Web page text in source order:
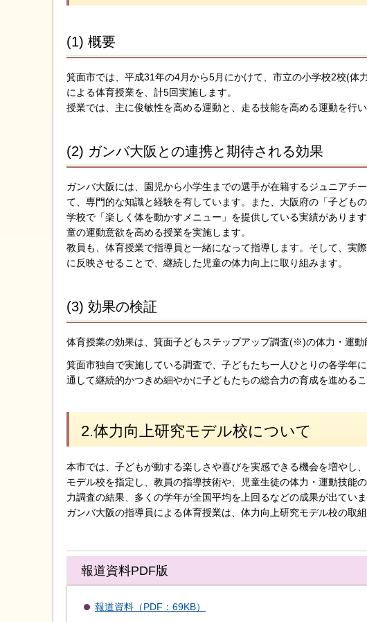
(1) 概要
箕面市では、平成31年の4月から5月にかけて、市立の小学校2校(体
による体育授業を、計5回実施します。
授業では、主に俊敏性を高める運動と、走る技能を高める運動を行
(2) ガンバ大阪との連携と期待される効果
ガンバ大阪には、園児から小学生までの選手が在籍するジュニアチ
て、専門的な知識と経験を有しています。また、大阪府の「子ども
学校で「楽しく体を動かすメニュー」を提供している実績がありま
童の運動意欲を高める授業を実施します。
教員も、体育授業で指導員と一緒になって指導します。そして、実
に反映させることで、継続した児童の体力向上に取り組みます。
(3) 効果の検証
体育授業の効果は、箕面子どもステップアップ調査(※)の体力・運動
箕面市独自で実施している調査で、子どもたち一人ひとりの各学年
通して継続的かつきめ細やかに子どもたちの総合力の育成を進める
2.体力向上研究モデル校について
本市では、子どもが動する楽しさや喜びを実感できる機会を増やし
モデル校を指定し、教員の指導技術や、児童生徒の体力・運動技能
力調査の結果、多くの学年が全国平均を上回るなどの成果が出ていま
ガンバ大阪の指導員による体育授業は、体力向上研究モデル校の取
報道資料PDF版
報道資料（PDF：69KB）